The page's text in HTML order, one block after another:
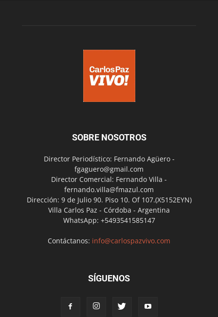
SOBRE NOSOTROS
Director Periodístico: Fernando Agüero -
fgaguero@gmail.com
Director Comercial: Fernando Villa -
fernando.villa@fmazul.com
Dirección: 9 de Julio 90. Piso 10. Of 107.(X5152EYN)
Villa Carlos Paz - Córdoba - Argentina
WhatsApp: +5493541585147
Contáctanos: info@carlospazvivo.com
SÍGUENOS